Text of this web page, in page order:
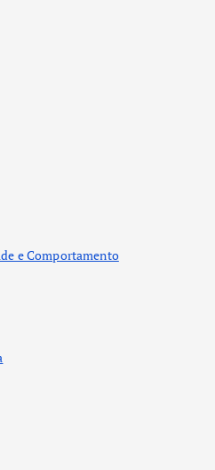
e Comportamento